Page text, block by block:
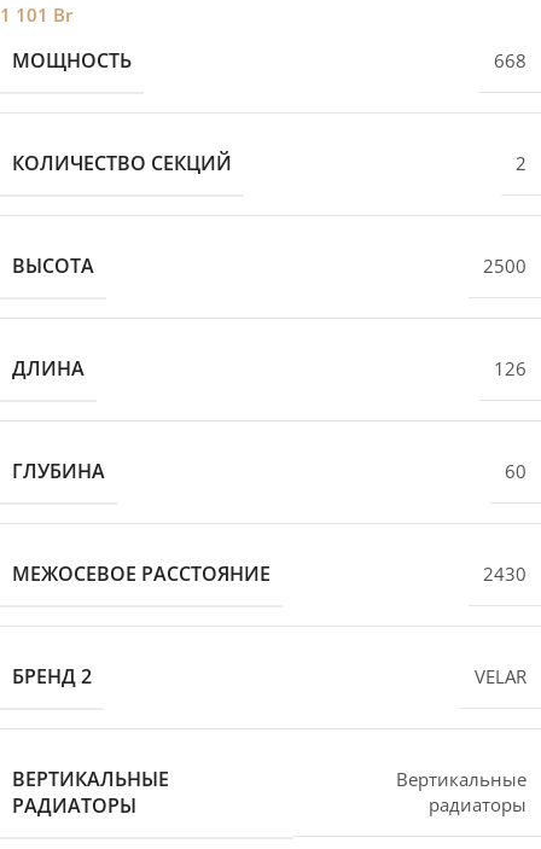
1 101 Br
МОЩНОСТЬ 668
КОЛИЧЕСТВО СЕКЦИЙ 2
ВЫСОТА 2500
ДЛИНА 126
ГЛУБИНА 60
МЕЖОСЕВОЕ РАССТОЯНИЕ 2430
БРЕНД 2 VELAR
ВЕРТИКАЛЬНЫЕ
РАДИАТОРЫ
Вертикальные
радиаторы